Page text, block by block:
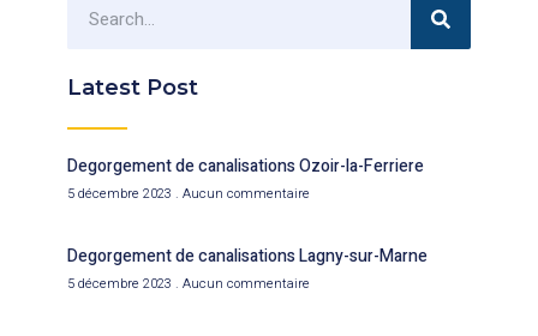
Latest Post
Degorgement de canalisations Ozoir-la-Ferriere
5 décembre 2023 Aucun commentaire
Degorgement de canalisations Lagny-sur-Marne
5 décembre 2023 Aucun commentaire